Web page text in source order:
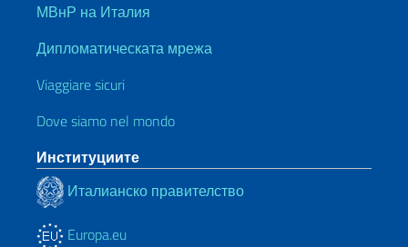
МВнР на Италия
Дипломатическата мрежа
Viaggiare sicuri
Dove siamo nel mondo
Институциите
Италианско правителство
Europa.eu